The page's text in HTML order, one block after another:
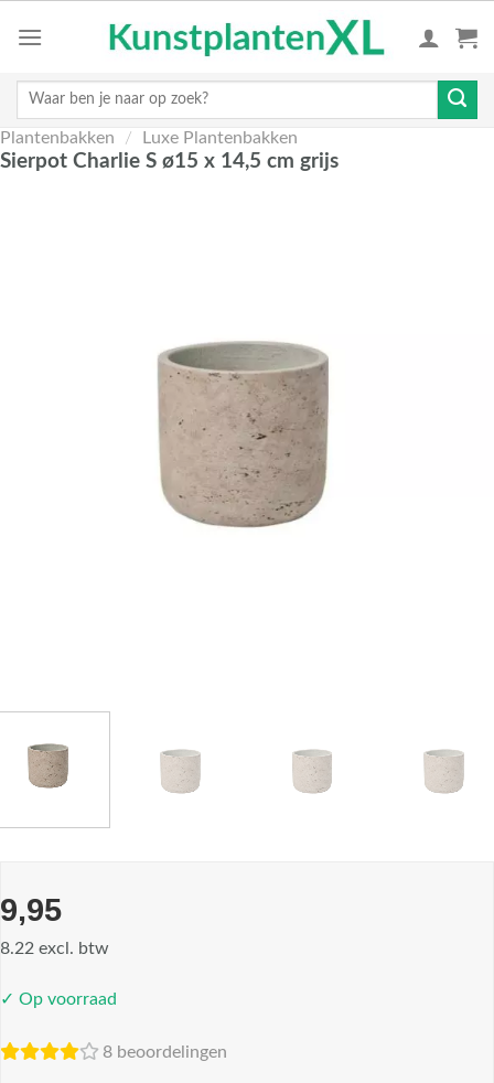
Zoeken
Plantenbakken / Luxe Plantenbakken
Sierpot Charlie S ø15 x 14,5 cm grijs
9,95
8.22 excl. btw
✓ Op voorraad
8 beoordelingen